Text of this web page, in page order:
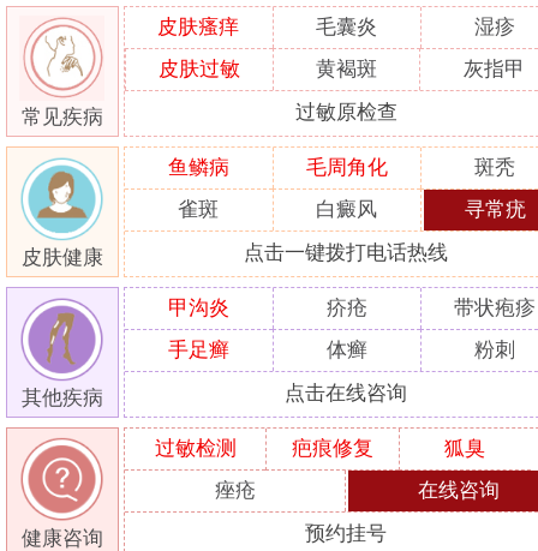
常见疾病
皮肤瘙痒 毛囊炎
湿疹
皮肤过敏
黄褐斑 灰指甲
过敏原检查
皮肤健康
鱼鳞病 毛周角化
斑秃
雀斑
白癜风 寻常疣
点击一键拨打电话热线
其他疾病
甲沟炎 疥疮
带状疱疹
手足癣
体癣 粉刺
点击在线咨询
健康咨询
过敏检测 疤痕修复
狐臭
痤疮
在线咨询
预约挂号